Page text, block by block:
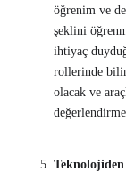
öğrenim ve
şeklini
ihtiyaç
rollerinde
olacak ve
Teknolojiden